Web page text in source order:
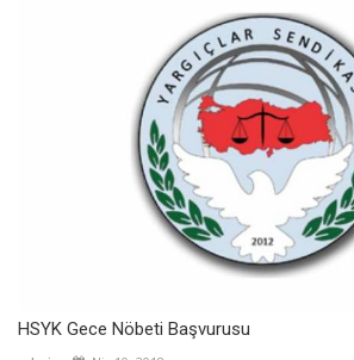
HSYK Gece Nöbeti Başvurusu